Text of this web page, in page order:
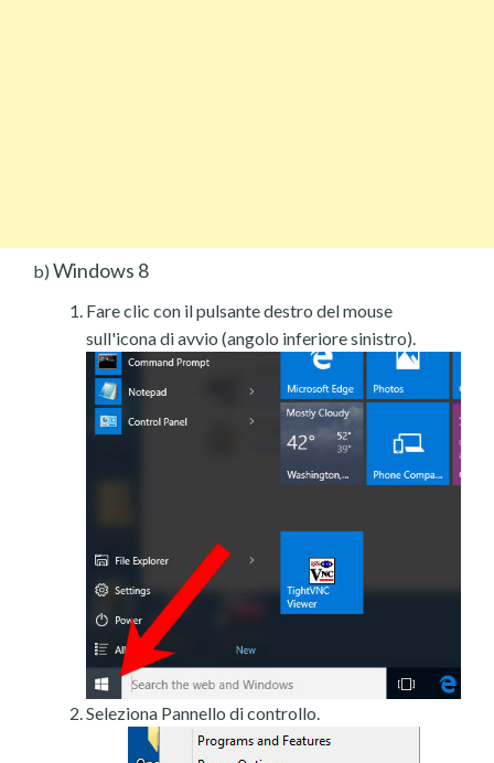
b) Windows 8
Fare clic con il pulsante destro del mouse
sull'icona di avvio (angolo inferiore sinistro).
Seleziona Pannello di controllo.